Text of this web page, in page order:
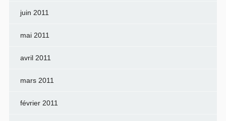
juin 2011
mai 2011
avril 2011
mars 2011
février 2011